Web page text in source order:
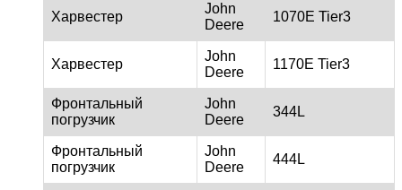
Харвестер
John
Deere
1070E Tier3
Харвестер
John
Deere
1170E Tier3
Фронтальный
погрузчик
John
Deere
344L
Фронтальный
погрузчик
John
Deere
444L